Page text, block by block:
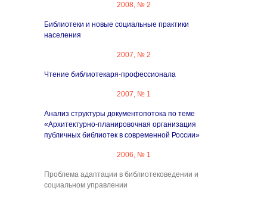
2008, № 2
Библиотеки и новые социальные практики
населения
2007, № 2
Чтение библиотекаря-профессионала
2007, № 1
Анализ структуры документопотока по теме
«Архитектурно-планировочная организация
публичных библиотек в современной России»
2006, № 1
Проблема адаптации в библиотековедении и
социальном управлении